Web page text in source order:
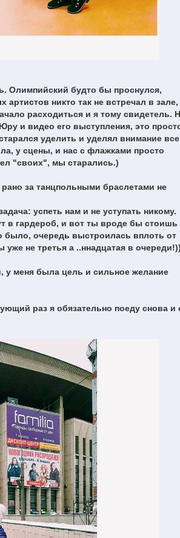
Олимпийский будто бы проснулся,
никто так не встречал в зале,
расходиться и я тому свидетель.
и видео его выступления, это
уделить и уделял внимание
у сцены, и нас с флажками просто
"своих", мы старались.)
за танцпольными браслетами не
успеть нам и не уступать никому.
в гардероб, и вот ты вроде бы стоишь
было, очередь выстроилась вплоть от
уже не третья а ..ннадцатая в очереди!))
у меня была цель и сильное желание
раз я обязательно поеду снова и